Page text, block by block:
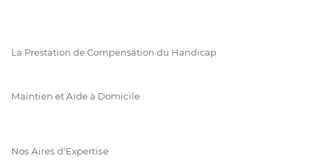
La Prestation de Compensation du Handicap
Maintien et Aide à Domicile
Nos Aires d'Expertise